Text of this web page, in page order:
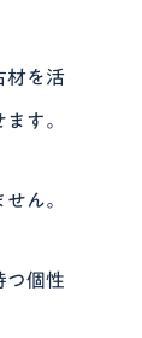
材を活
す。
ん。
つ個性